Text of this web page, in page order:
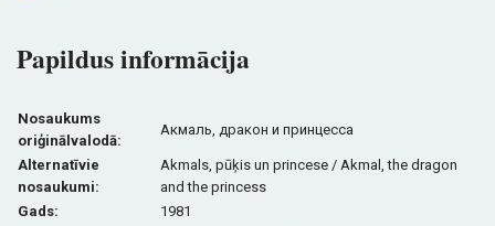
Papildus informācija
Nosaukums
oriģinālvalodā:
Акмаль, дракон и принцесса
Alternatīvie
nosaukumi:
Akmals, pūķis un princese / Akmal, the dragon
and the princess
Gads:
1981